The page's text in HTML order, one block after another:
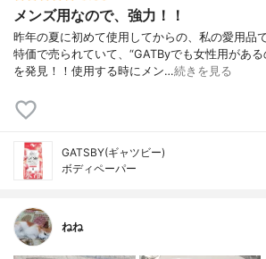
メンズ用なので、強力！！
昨年の夏に初めて使用してからの、私の愛用品
特価で売られていて、“GATByでも女性用がある
を発見！！使用する時にメン…続きを見る
GATSBY(ギャツビー)
ボディペーパー
ねね